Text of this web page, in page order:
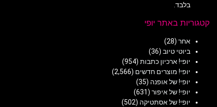
בלבד.
קטגוריות באתר יופי
אחר (28)
ביוטי טיוב (36)
יופי! ארכיון כתבות (954)
יופי! מוצרים חדשים (2,566)
יופי! של אופנה (35)
יופי! של איפור (631)
יופי! של אסתטיקה (502)